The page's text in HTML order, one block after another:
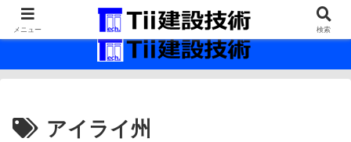
最新の建設技術の情報インフラ。
アイライ州
メニュー 検索